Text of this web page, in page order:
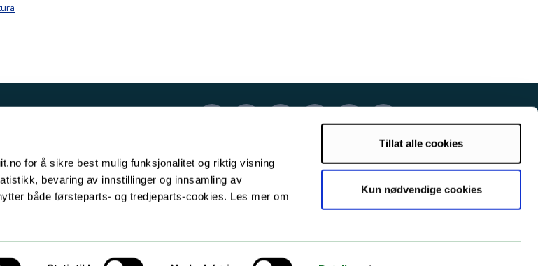
for å sikre best mulig funksjonalitet og riktig visning
bevaring av innstillinger og innsamling av
både førsteparts- og tredjeparts-cookies. Les mer om
Tillat alle cookies
Kun nødvendige cookies